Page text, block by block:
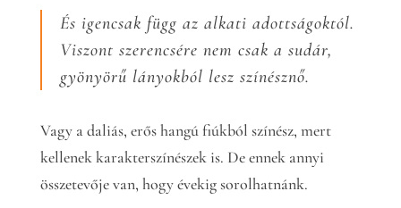
És igencsak függ az alkati adottságoktól.
Viszont szerencsére nem csak a sudár,
gyönyörű lányokból lesz színésznő.
Vagy a daliás, erős hangú fiúkból színész, mert
kellenek karakterszínészek is. De ennek annyi
összetevője van, hogy évekig sorolhatnánk.